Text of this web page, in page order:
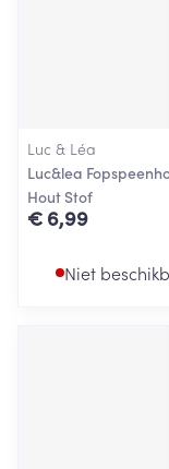
Luc & Léa
Luc&lea
Hout Stof
€ 6,99
Niet